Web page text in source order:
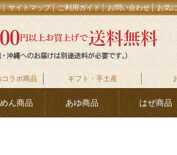
サイトマップ ご利用ガイド お問い合わせ お気
ラボ商品 ギフト・手土産
ん商品 あゆ商品 はぜ商品